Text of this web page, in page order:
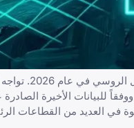
قبل الغوص في
للبيانات الأخيرة
في العديد من القطاعات